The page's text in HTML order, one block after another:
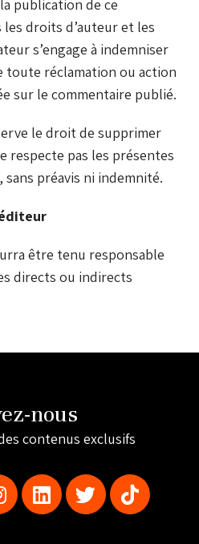
publication de ce
droits d’auteur et les
s’engage à indemniser
toute réclamation ou action
sur le commentaire publié.
le droit de supprimer
respecte pas les présentes
préavis ni indemnité.
être tenu responsable
directs ou indirects
nous
contenus exclusifs